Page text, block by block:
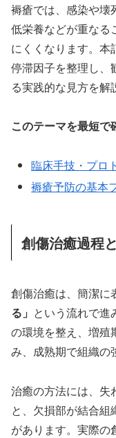
褥瘡では、感染や壊
低栄養などが重なる
にくくなります。本
停滞因子を整理し、
る実践的な見方を解
このテーマを最短で
臨床手技・プロ
褥瘡予防の基本
創傷治癒過程
創傷治癒は、簡潔に
る」 という流れで進
の環境を整え、増殖
み、成熟期で組織の
治癒の方法には、失
と、欠損部が結合組
があります。実際の